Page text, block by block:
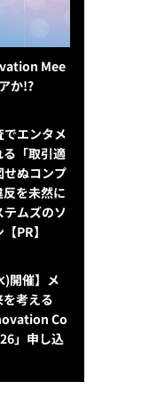
Mee
か!?
エンタメ
「取引適
せぬコンプ
を未然に
テムズのソ
PR】
)開催】メ
考える
Co
」申し込